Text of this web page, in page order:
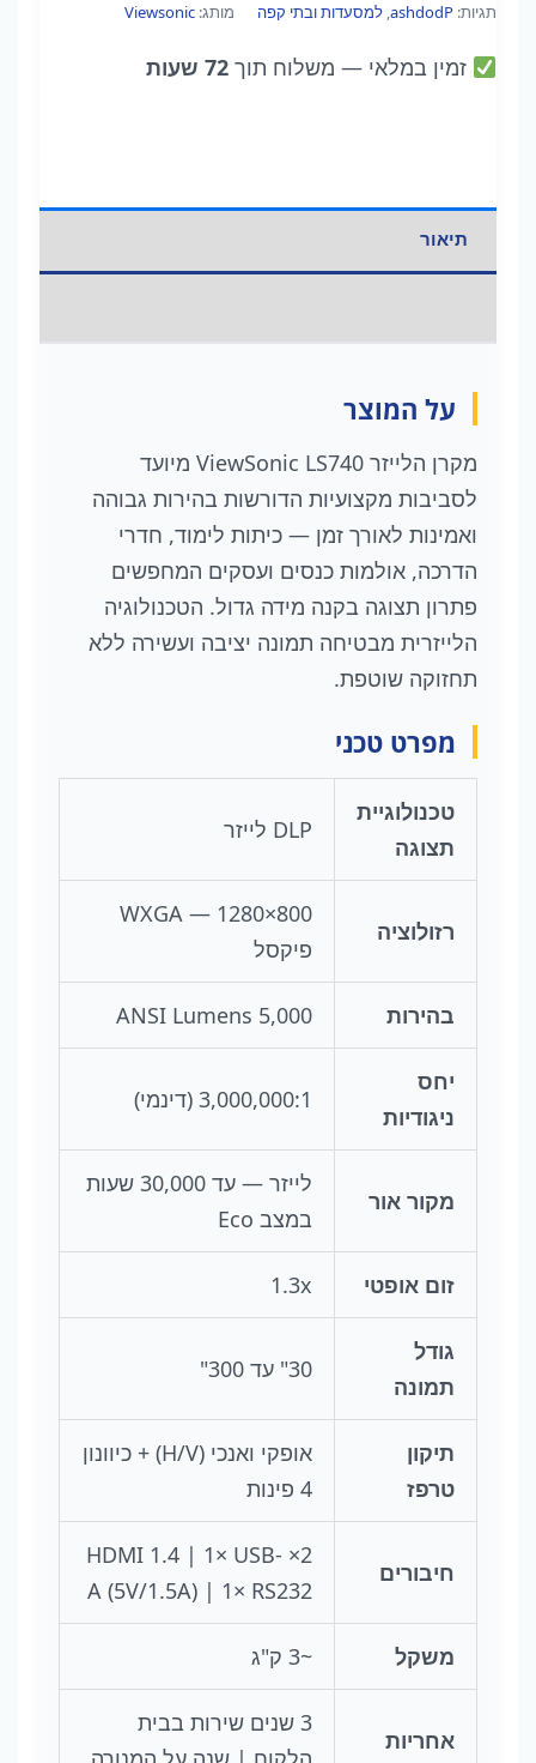
30,000H
|
תגיות: ashdodP
, למסעדות ובתי קפה מותג: Viewsonic
זמין במלאי — משלוח תוך72 שעות
תיאור
על המוצר
מקרן הלייזר ViewSonic LS740 מיועד
לסביבות מקצועיות הדורשות בהירות גבוהה
ואמינות לאורך זמן — כיתות לימוד, חדרי
הדרכה, אולמות כנסים ועסקים המחפשים
פתרון תצוגה בקנה מידה גדול. הטכנולוגיה
הלייזרית מבטיחה תמונה יציבה ועשירה ללא
תחזוקה שוטפת.
מפרט טכני
טכנולוגיית
תצוגה
DLP לייזר
רזולוציה
WXGA — 1280×800
פיקסל
בהירות 5,000 ANSI Lumens
יחס
ניגודיות
3,000,000:1 (דינמי)
מקור אור
לייזר — עד 30,000 שעות
במצב Eco
זום אופטי 1.3x
גודל
תמונה
30" עד 300"
תיקון
טרפז
אופקי ואנכי (H/V) + כיוונון
4 פינות
חיבורים
2× HDMI 1.4 | 1× USB-
A (5V/1.5A) | 1× RS232
משקל ~3 ק"ג
אחריות
3 שנים שירות בבית